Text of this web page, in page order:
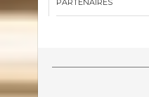
PARTENAIRES